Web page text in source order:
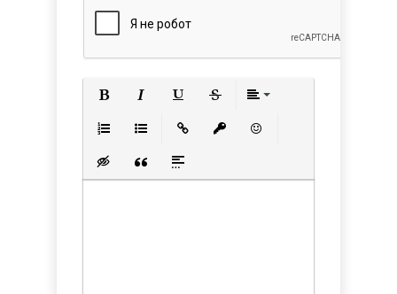
Вставка скрытого текста
Вставка цитаты
Вставка спойлера